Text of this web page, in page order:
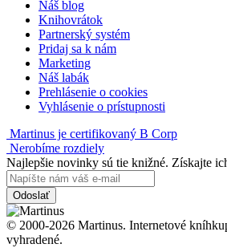
Náš blog
Knihovrátok
Partnerský systém
Pridaj sa k nám
Marketing
Náš labák
Prehlásenie o cookies
Vyhlásenie o prístupnosti
Martinus je certifikovaný B Corp
Nerobíme rozdiely
Najlepšie novinky sú tie knižné. Získajte
Odoslať
© 2000-2026 Martinus. Internetové
vyhradené.